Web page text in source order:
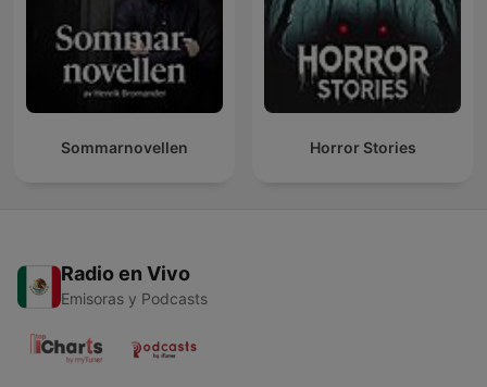
Sommarnovellen Horror Stories
Radio en Vivo
Emisoras y Podcasts